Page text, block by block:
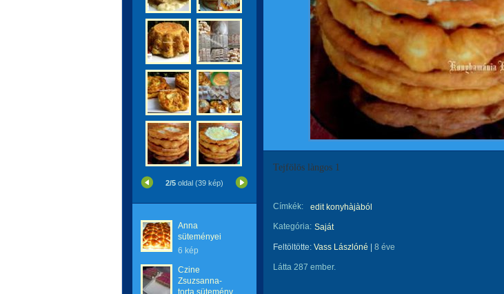
2/5 oldal (39 kép)
Anna
süteményei
6 kép
Czine
Zsuzsanna-
torta,sütemény
Tejfölös làngos 1
Címkék:
edit konyhàjàból
Kategória: Saját
Feltöltötte: Vass Lászlóné 8 éve
Látta 287 ember.